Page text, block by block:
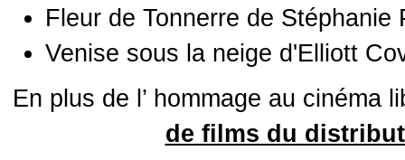
Fleur de Tonnerre de Stéphanie
Venise sous la neige d'Elliott
En plus de l’ hommage au cinéma
de films du